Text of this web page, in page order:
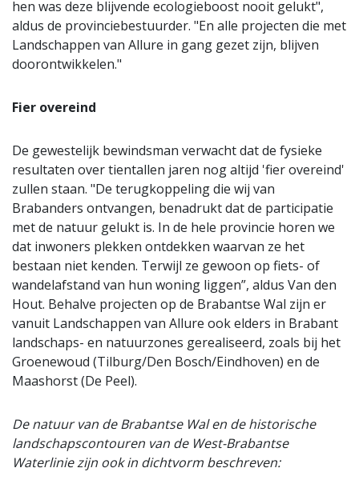
hen was deze blijvende ecologieboost nooit gelukt",
aldus de provinciebestuurder. "En alle projecten die met
Landschappen van Allure in gang gezet zijn, blijven
doorontwikkelen."
Fier overeind
De gewestelijk bewindsman verwacht dat de fysieke
resultaten over tientallen jaren nog altijd 'fier overeind'
zullen staan. "De terugkoppeling die wij van
Brabanders ontvangen, benadrukt dat de participatie
met de natuur gelukt is. In de hele provincie horen we
dat inwoners plekken ontdekken waarvan ze het
bestaan niet kenden. Terwijl ze gewoon op fiets- of
wandelafstand van hun woning liggen”, aldus Van den
Hout. Behalve projecten op de Brabantse Wal zijn er
vanuit Landschappen van Allure ook elders in Brabant
landschaps- en natuurzones gerealiseerd, zoals bij het
Groenewoud (Tilburg/Den Bosch/Eindhoven) en de
Maashorst (De Peel).
De natuur van de Brabantse Wal en de historische
landschapscontouren van de West-Brabantse
Waterlinie zijn ook in dichtvorm beschreven: